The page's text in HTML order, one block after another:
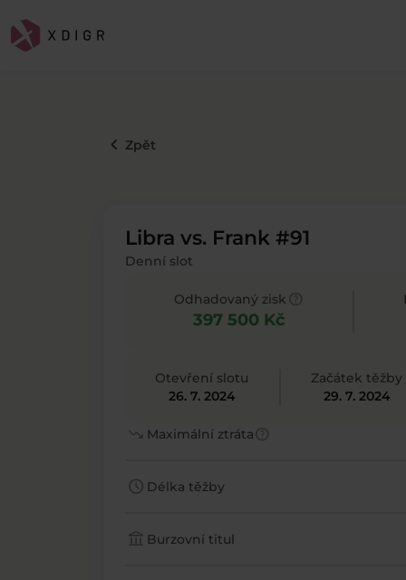
keyboard_arrow_left Zpět
Libra vs. Frank #91
Denní slot
Odhadovaný zisk
397 500 Kč
Otevření slotu
26. 7. 2024
Začátek těžby
29. 7. 2024
trending_down Maximální ztrátahelp
schedule Délka těžby
account_balance Burzovní titul